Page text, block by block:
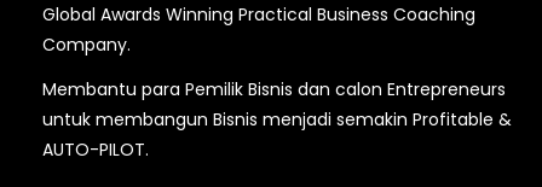
Global Awards Winning Practical Business Coaching
Company.
Membantu para Pemilik Bisnis dan calon Entrepreneurs
untuk membangun Bisnis menjadi semakin Profitable &
AUTO-PILOT.